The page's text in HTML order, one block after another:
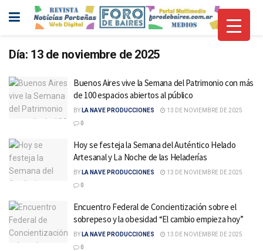
Día: 13 de noviembre de 2025
Buenos Aires vive la Semana del Patrimonio con más
de 100 espacios abiertos al público
BY LA NAVE PRODUCCIONES
13 DE NOVIEMBRE DE 2025
0
Hoy se festeja la Semana del Auténtico Helado
Artesanal y La Noche de las Heladerías
BY LA NAVE PRODUCCIONES
13 DE NOVIEMBRE DE 2025
0
Encuentro Federal de Concientización sobre el
sobrepeso y la obesidad “El cambio empieza hoy”
BY LA NAVE PRODUCCIONES
13 DE NOVIEMBRE DE 2025
0